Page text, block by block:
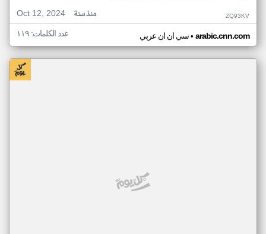
Oct 12, 2024
منذ سنة ZQ93KV
سي ان ان عربي• arabic.cnn.com عدد الكلمات: ١١٩